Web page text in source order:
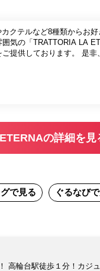
ルなど8種類からお好きな
気の「TRATTORIA LA
様で楽しいランチをお過ごしくださ
の詳細を見
で見る ぐるなび
高輪台駅徒歩１分！カジ